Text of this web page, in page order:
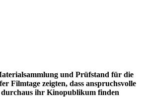
und Prüfstand für die
Filmtage zeigten, dass anspruchsvolle
ihr Kinopublikum finden